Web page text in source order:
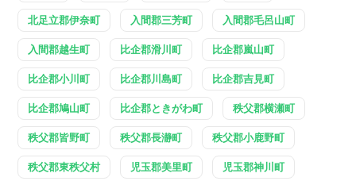
北足立郡伊奈町 入間郡三芳町 入間郡毛呂山町
入間郡越生町 比企郡滑川町 比企郡嵐山町
比企郡小川町 比企郡川島町 比企郡吉見町
比企郡鳩山町 比企郡ときがわ町 秩父郡横瀬町
秩父郡皆野町 秩父郡長瀞町 秩父郡小鹿野町
秩父郡東秩父村 児玉郡美里町 児玉郡神川町